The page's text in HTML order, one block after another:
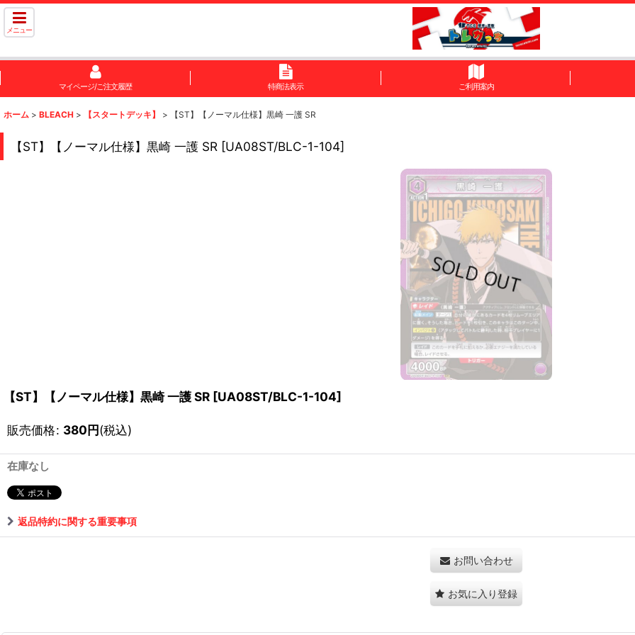
メニュー
マイページ/ご注文履歴 特商法表示 ご利用案内
ホーム > BLEACH > 【スタートデッキ】 > 【ST】【ノーマル仕様】黒崎 一護 SR
【ST】【ノーマル仕様】黒崎 一護 SR [UA08ST/BLC-1-104]
【ST】【ノーマル仕様】黒崎 一護 SR [UA08ST/BLC-1-104]
販売価格: 380円(税込)
在庫なし
返品特約に関する重要事項
お問い合わせ
お気に入り登録